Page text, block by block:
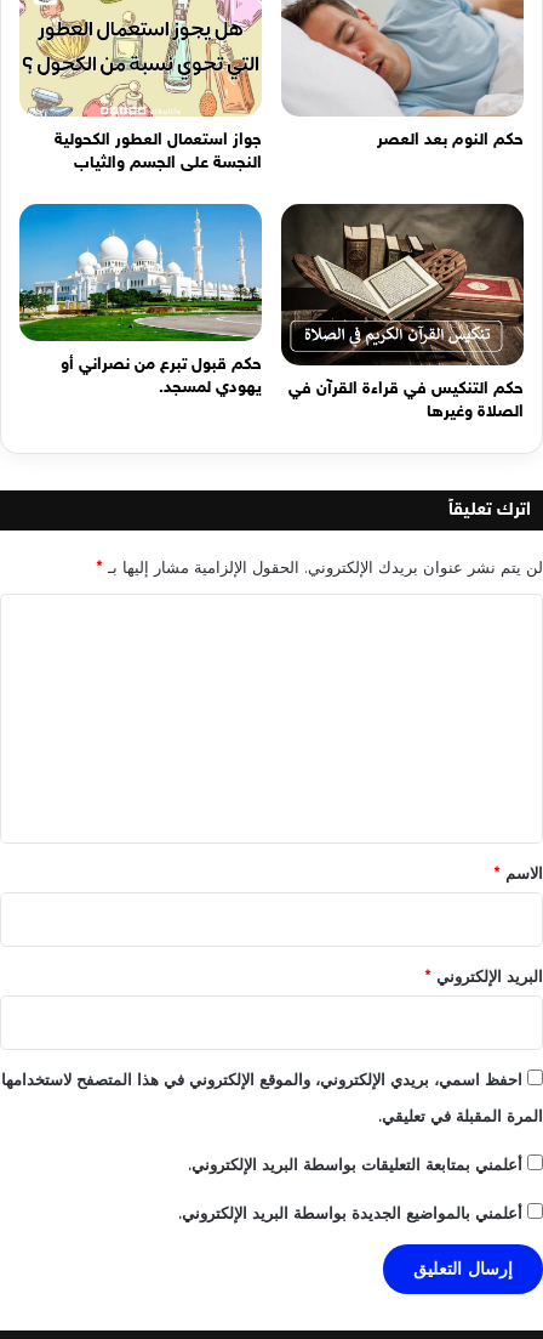
حكم النوم بعد العصر
جواز استعمال العطور الكحولية
النجسة على الجسم والثياب
حكم التنكيس في قراءة القرآن في
الصلاة وغيرها
حكم قبول تبرع من نصراني أو
يهودي لمسجد.
اترك تعليقاً
لن يتم نشر عنوان بريدك الإلكتروني. الحقول الإلزامية مشار إليها بـ*
*
الاسم *
البريد الإلكتروني *
احفظ اسمي، بريدي الإلكتروني، والموقع الإلكتروني في هذا المتصفح لاستخدامها
المرة المقبلة في تعليقي.
أعلمني بمتابعة التعليقات بواسطة البريد الإلكتروني.
أعلمني بالمواضيع الجديدة بواسطة البريد الإلكتروني.